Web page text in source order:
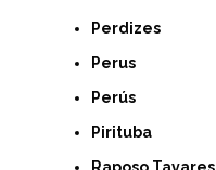
Perdizes
Perus
Perús
Pirituba
Raposo Tavares